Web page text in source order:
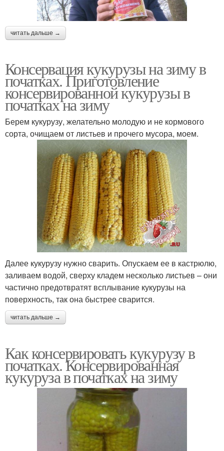
читать дальше →
Консервация кукурузы на зиму в
початках. Приготовление
консервированной кукурузы в
початках на зиму
Берем кукурузу, желательно молодую и не кормового
сорта, очищаем от листьев и прочего мусора, моем.
Далее кукурузу нужно сварить. Опускаем ее в кастрюлю,
заливаем водой, сверху кладем несколько листьев – они
частично предотвратят всплывание кукурузы на
поверхность, так она быстрее сварится.
читать дальше →
Как консервировать кукурузу в
початках. Консервированная
кукуруза в початках на зиму